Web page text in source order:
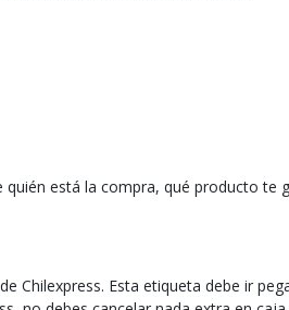
está la compra, qué producto te
Chilexpress. Esta etiqueta debe ir